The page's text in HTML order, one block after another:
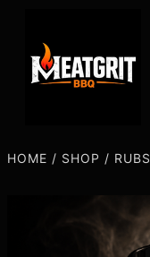
HOME / SHOP / RUBS